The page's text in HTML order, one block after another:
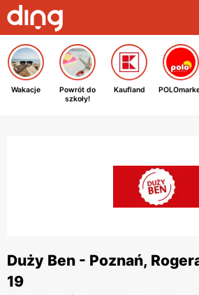
Wakacje
Powrót do
szkoły!
Kaufland
Duży Ben - Poznań,
19